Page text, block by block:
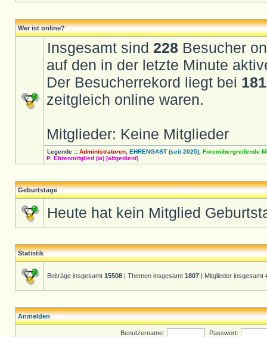
Wer ist online?
Insgesamt sind 228 Besucher
auf den in der letzte Minute
Der Besucherrekord liegt bei
zeitgleich online waren.
Mitglieder: Keine Mitglieder
Legende :: Administratoren EHRENGAST (seit 2025) Forenübergreifende
P. Ehrenmitglied (w) [altgedient]
Geburtstage
Heute hat kein Mitglied
Statistik
Beiträge insgesamt 15508 | Themen insgesamt 1807 | Mitglieder insgesamt
Anmelden
Benutzername: Passwort: